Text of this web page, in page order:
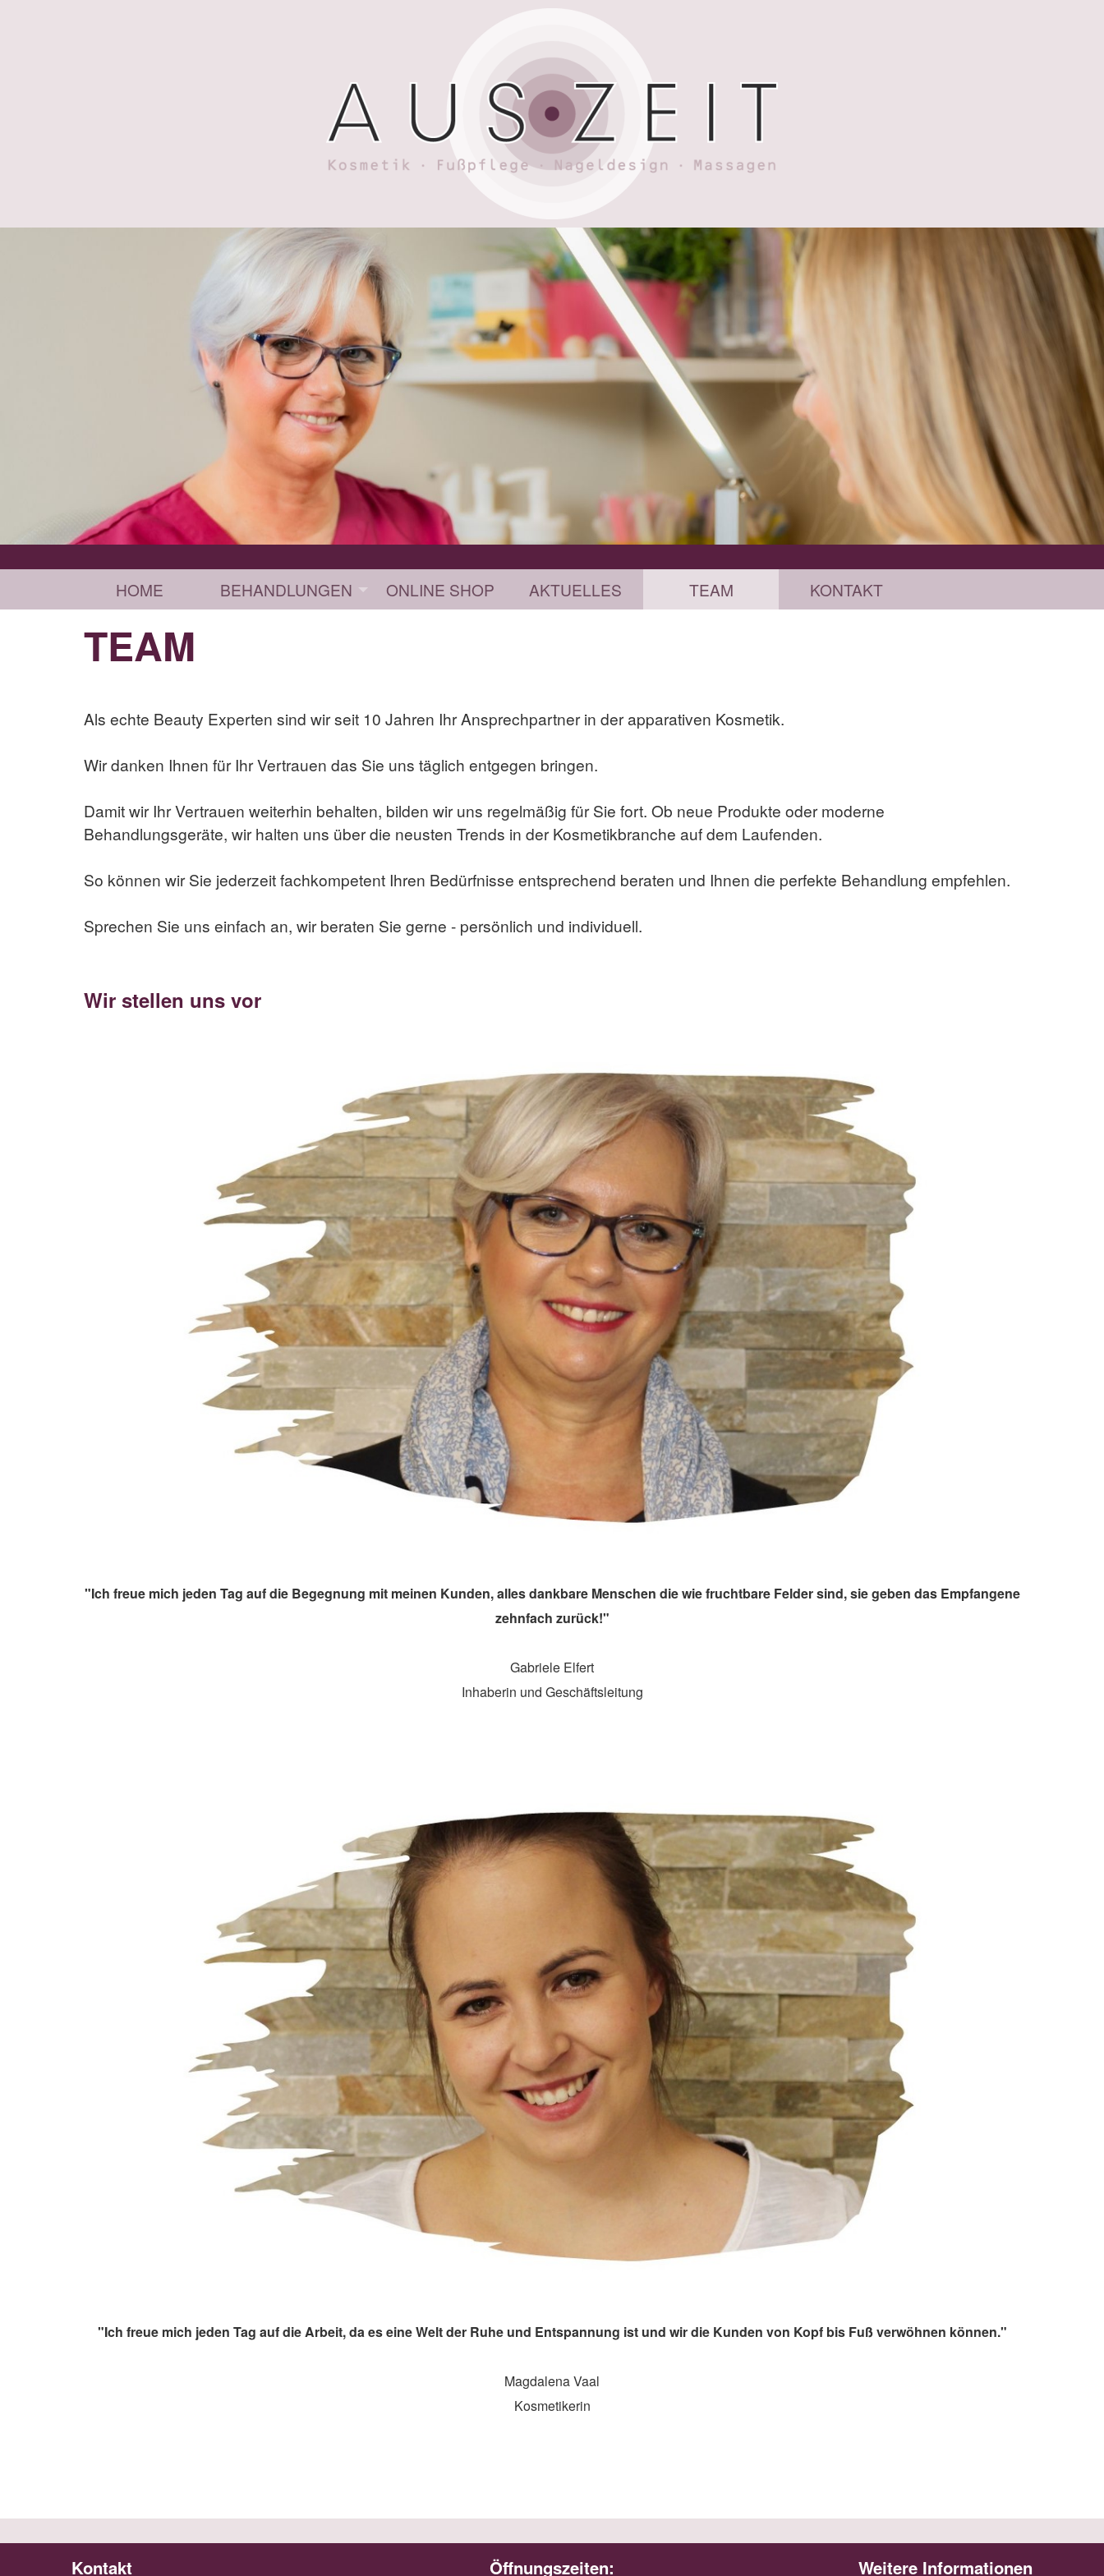
HOME BEHANDLUNGEN ONLINE SHOP AKTUELLES TEAM KONTAKT
TEAM
Als echte Beauty Experten sind wir seit 10 Jahren Ihr Ansprechpartner in der apparativen Kosmetik.
Wir danken Ihnen für Ihr Vertrauen das Sie uns täglich entgegen bringen.
Damit wir Ihr Vertrauen weiterhin behalten, bilden wir uns regelmäßig für Sie fort. Ob neue Produkte oder moderne
Behandlungsgeräte, wir halten uns über die neusten Trends in der Kosmetikbranche auf dem Laufenden.
So können wir Sie jederzeit fachkompetent Ihren Bedürfnisse entsprechend beraten und Ihnen die perfekte Behandlung empfehlen.
Sprechen Sie uns einfach an, wir beraten Sie gerne - persönlich und individuell.
Wir stellen uns vor
"Ich freue mich jeden Tag auf die Begegnung mit meinen Kunden, alles dankbare Menschen die wie fruchtbare Felder sind, sie geben das Empfangene
zehnfach zurück!"
Gabriele Elfert
Inhaberin und Geschäftsleitung
"Ich freue mich jeden Tag auf die Arbeit, da es eine Welt der Ruhe und Entspannung ist und wir die Kunden von Kopf bis Fuß verwöhnen können."
Magdalena Vaal
Kosmetikerin
Kontakt Öffnungszeiten: Weitere Informationen